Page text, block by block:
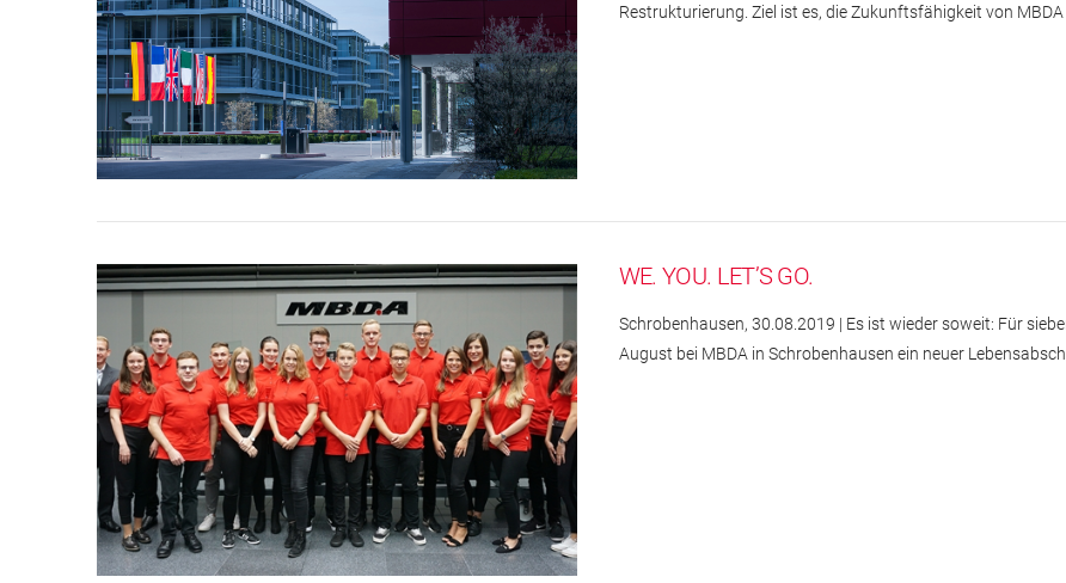
Restrukturierung. Ziel ist es, die Zukunftsfähigkeit von
WE. YOU. LET’S GO.
Schrobenhausen, 30.08.2019 | Es ist wieder soweit: Für
August bei MBDA in Schrobenhausen ein neuer